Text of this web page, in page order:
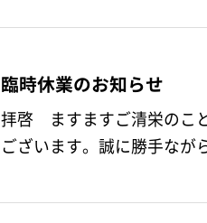
臨時休業のお知らせ
拝啓 ますますご清栄のこ
ございます。誠に勝手なが